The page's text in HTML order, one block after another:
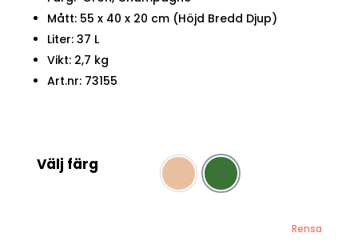
Mått: 55 x 40 x 20 cm (Höjd Bredd Djup)
Liter: 37 L
Vikt: 2,7 kg
Art.nr: 73155
Välj färg
Champagne
Grön
Rensa